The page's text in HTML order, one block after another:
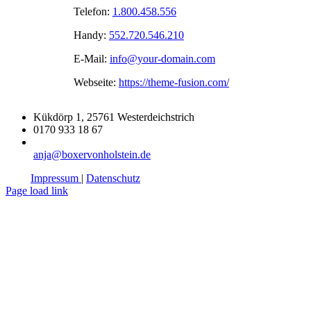
Telefon: 1.800.458.556
Handy: 552.720.546.210
E-Mail: info@your-domain.com
Webseite: https://theme-fusion.com/
Kükdörp 1, 25761 Westerdeichstrich
0170 933 18 67
anja@boxervonholstein.de
Impressum | Datenschutz
Page load link